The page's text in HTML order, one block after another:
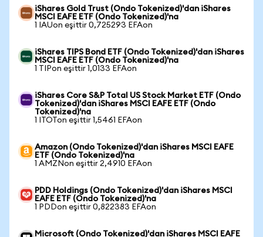
iShares Gold Trust (Ondo Tokenized)'dan iShares
MSCI EAFE ETF (Ondo Tokenized)'na
1 IAUon eşittir 0,725293 EFAon
iShares TIPS Bond ETF (Ondo Tokenized)'dan iShares
MSCI EAFE ETF (Ondo Tokenized)'na
1 TIPon eşittir 1,0133 EFAon
iShares Core S&P Total US Stock Market ETF (Ondo
Tokenized)'dan iShares MSCI EAFE ETF (Ondo
Tokenized)'na
1 ITOTon eşittir 1,5461 EFAon
Amazon (Ondo Tokenized)'dan iShares MSCI EAFE
ETF (Ondo Tokenized)'na
1 AMZNon eşittir 2,4910 EFAon
PDD Holdings (Ondo Tokenized)'dan iShares MSCI
EAFE ETF (Ondo Tokenized)'na
1 PDDon eşittir 0,822383 EFAon
Microsoft (Ondo Tokenized)'dan iShares MSCI EAFE